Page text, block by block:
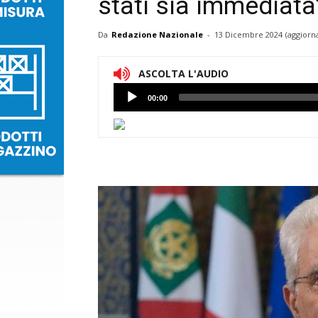
stati sia
Da Redazione Nazionale - 13 Dicembre 2024
ASCOLTA L'AUDIO
Lettore
Audio
00:00